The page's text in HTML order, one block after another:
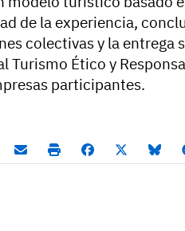
de la experiencia,
colectivas y la entrega
Ético y
participantes.